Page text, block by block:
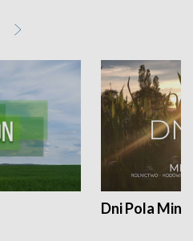
Dni Pola